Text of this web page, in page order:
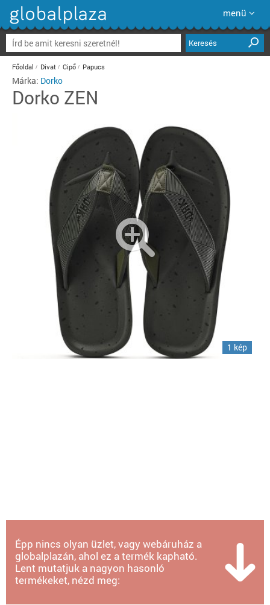
menü
Keresés
Főoldal Divat Cipő Papucs
Márka: Dorko
Dorko ZEN
1 kép
Épp nincs olyan üzlet, vagy webáruház a
globalplazán, ahol ez a termék kapható.
Lent mutatjuk a nagyon hasonló
termékeket, nézd meg: